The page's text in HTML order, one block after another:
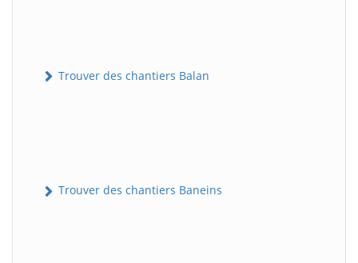
Trouver des chantiers Balan
Trouver des chantiers Baneins